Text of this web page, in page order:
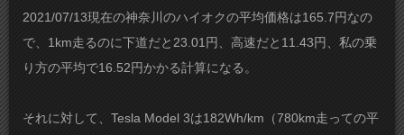
2021/07/13現在の神奈川のハイオクの平均価格は165.7円なの
で、1km走るのに下道だと23.01円、高速だと11.43円、私の乗
り方の平均で16.52円かかる計算になる。
それに対して、Tesla Model 3は182Wh/km（780km走っての平